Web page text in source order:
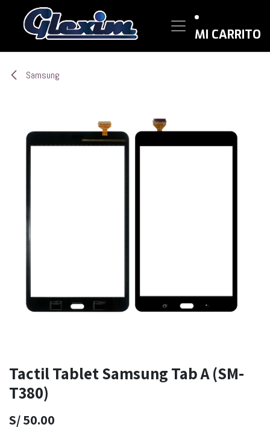
Ir al contenido
MI CARRITO
Samsung
Tactil Tablet Samsung Tab A (SM-
T380)
S/50.00